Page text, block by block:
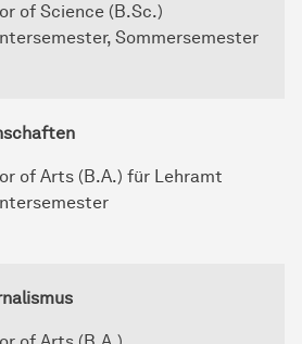
of Science (B.Sc.)
Sommersemester
of Arts (B.A.) für Lehramt